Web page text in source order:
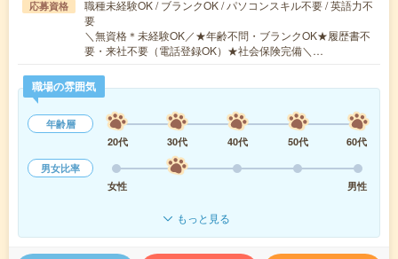
応募資格
職種未経験OK / ブランクOK / パソコンスキル不要 / 英語力不
要
＼無資格＊未経験OK／★年齢不問・ブランクOK★履歴書不
要・来社不要（電話登録OK）★社会保険完備＼…
職場の雰囲気
年齢層
20代
30代 40代 50代
60代
男女比率
女性
男性
もっと見る